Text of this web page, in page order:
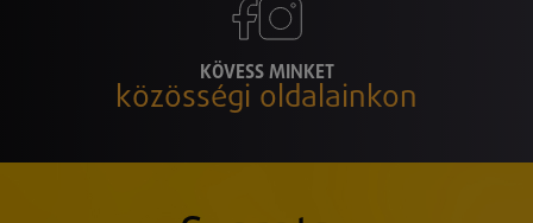
KÖVESS MINKET
közösségi oldalainkon